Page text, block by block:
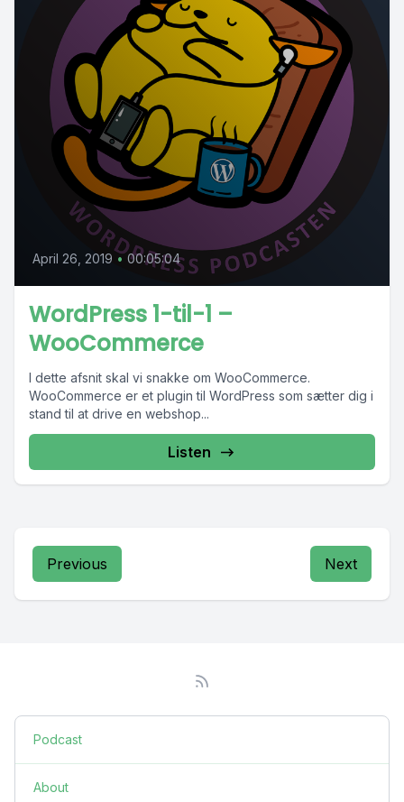
April 26, 2019 • 00:05:04
WordPress 1-til-1 –
WooCommerce
I dette afsnit skal vi snakke om WooCommerce.
WooCommerce er et plugin til WordPress som sætter dig i
stand til at drive en webshop...
Listen
Previous Next
Podcast
About